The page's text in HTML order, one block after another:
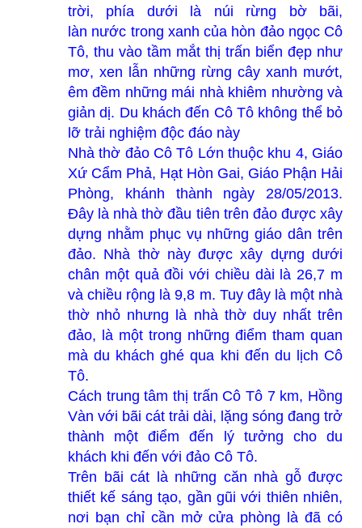
trời, phía dưới là núi rừng bờ bãi,
làn nước trong xanh của hòn đảo ngọc Cô
Tô, thu vào tầm mắt thị trấn biển đẹp như
mơ, xen lẫn những rừng cây xanh mướt,
êm đềm những mái nhà khiêm nhường và
giản dị. Du khách đến Cô Tô không thể bỏ
lỡ trải nghiệm độc đáo này
Nhà thờ đảo Cô Tô Lớn thuộc khu 4, Giáo
Xứ Cẩm Phả, Hạt Hòn Gai, Giáo Phận Hải
Phòng, khánh thành ngày 28/05/2013.
Đây là nhà thờ đầu tiên trên đảo được xây
dựng nhằm phục vụ những giáo dân trên
đảo. Nhà thờ này được xây dựng dưới
chân một quả đồi với chiều dài là 26,7 m
và chiều rộng là 9,8 m. Tuy đây là một nhà
thờ nhỏ nhưng là nhà thờ duy nhất trên
đảo, là một trong những điểm tham quan
mà du khách ghé qua khi đến du lịch Cô
Tô.
Cách trung tâm thị trấn Cô Tô 7 km, Hồng
Vàn với bãi cát trải dài, lặng sóng đang trở
thành một điểm đến lý tưởng cho du
khách khi đến với đảo Cô Tô.
Trên bãi cát là những căn nhà gỗ được
thiết kế sáng tạo, gần gũi với thiên nhiên,
nơi bạn chỉ cần mở cửa phòng là đã có